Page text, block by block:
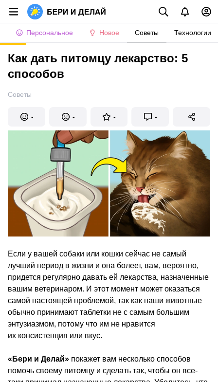
Персональное Новое Советы Технологии
Как дать питомцу лекарство: 5
способов
Советы
- - - -
Если у вашей собаки или кошки сейчас не самый
лучший период в жизни и она болеет, вам, вероятно,
придется регулярно давать ей лекарства, назначенные
вашим ветеринаром. И этот момент может оказаться
самой настоящей проблемой, так как наши животные
обычно принимают таблетки не с самым большим
энтузиазмом, потому что им не нравится
их консистенция или вкус.
«Бери и Делай» покажет вам несколько способов
помочь своему питомцу и сделать так, чтобы он все-